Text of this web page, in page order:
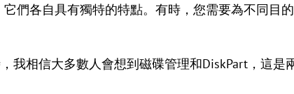
們各自具有獨特的特點。有時，您需要為不同目
我相信大多數人會想到磁碟管理和DiskPart，這是